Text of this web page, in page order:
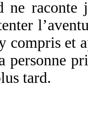
ne
compris et
personne
tard.